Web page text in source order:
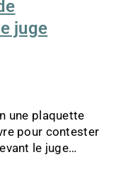
juge
une plaquette
pour contester
le juge